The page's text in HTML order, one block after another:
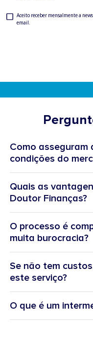
Newsletter
Check
Aceito receber mensalmente a newsletter com novas sugestões de poupança no meu
email.
Como asseguram
condições do
Quais as
Doutor Finanças?
O processo é
muita burocracia?
Se não tem
este serviço?
O que é um